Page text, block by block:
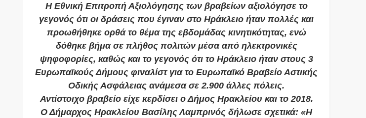
Η Εθνική Επιτροπή Αξιολόγησης των βραβείων αξιολόγησε το
γεγονός ότι οι δράσεις που έγιναν στο Ηράκλειο ήταν πολλές και
προωθήθηκε ορθά το θέμα της εβδομάδας κινητικότητας, ενώ
δόθηκε βήμα σε πλήθος πολιτών μέσα από ηλεκτρονικές
ψηφοφορίες, καθώς και το γεγονός ότι το Ηράκλειο ήταν στους 3
Ευρωπαϊκούς Δήμους φιναλίστ για το Ευρωπαϊκό Βραβείο Αστικής
Οδικής Ασφάλειας ανάμεσα σε 2.900 άλλες πόλεις.
Αντίστοιχο βραβείο είχε κερδίσει ο Δήμος Ηρακλείου και το 2018.
Ο Δήμαρχος Ηρακλείου Βασίλης Λαμπρινός δήλωσε σχετικά: «Η